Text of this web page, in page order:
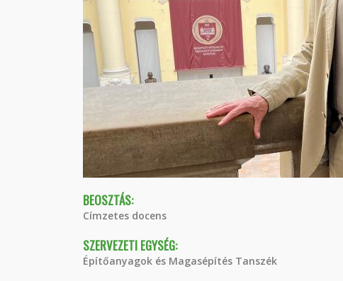
BEOSZTÁS:
Címzetes docens
SZERVEZETI EGYSÉG:
Építőanyagok és Magasépítés Tanszék